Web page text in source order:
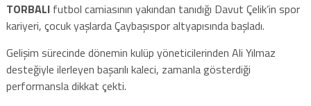
TORBALIfutbol camiasının yakından tanıdığı Davut Çelik’in spor
kariyeri, çocuk yaşlarda Çaybaşıspor altyapısında başladı.
Gelişim sürecinde dönemin kulüp yöneticilerinden Ali Yılmaz
desteğiyle ilerleyen başarılı kaleci, zamanla gösterdiği
performansla dikkat çekti.